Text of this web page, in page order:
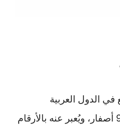
في الدول العربية
والإنجليزية يحتوي على 9 أصفار، ويُعبر عنه بالأرقام